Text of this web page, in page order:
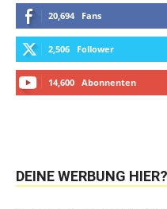
20,694 Fans
2,506 Follower
14,600 Abonnenten
DEINE WERBUNG HIER?